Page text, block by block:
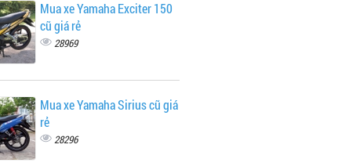
Mua xe Yamaha Exciter 150
cũ giá rẻ
28969
Mua xe Yamaha Sirius cũ giá
rẻ
28296